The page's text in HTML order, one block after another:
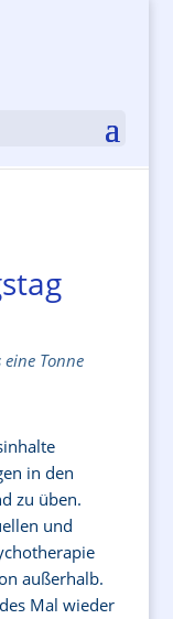
Tonne
in den
zu üben.
und
außerhalb.
Mal wieder